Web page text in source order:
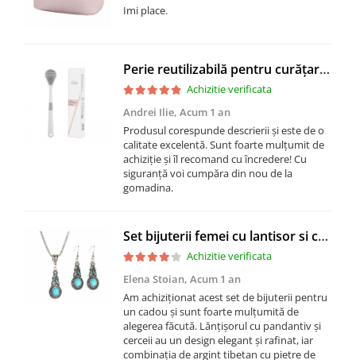
Imi place.
Perie reutilizabilă pentru curățarea limbii, Oral Pure
Achizitie verificata
Andrei Ilie, Acum 1 an
Produsul corespunde descrierii și este de o
calitate excelentă. Sunt foarte mulțumit de
achiziție și îl recomand cu încredere! Cu
siguranță voi cumpăra din nou de la
gomadina.
Set bijuterii femei cu lantisor si cercei, Vintage Design, cu piatra turcoaz
Achizitie verificata
Elena Stoian, Acum 1 an
Am achiziționat acest set de bijuterii pentru
un cadou și sunt foarte mulțumită de
alegerea făcută. Lănțișorul cu pandantiv și
cerceii au un design elegant și rafinat, iar
combinația de argint tibetan cu pietre de